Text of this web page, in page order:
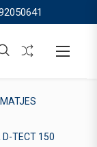
D-TECT 150